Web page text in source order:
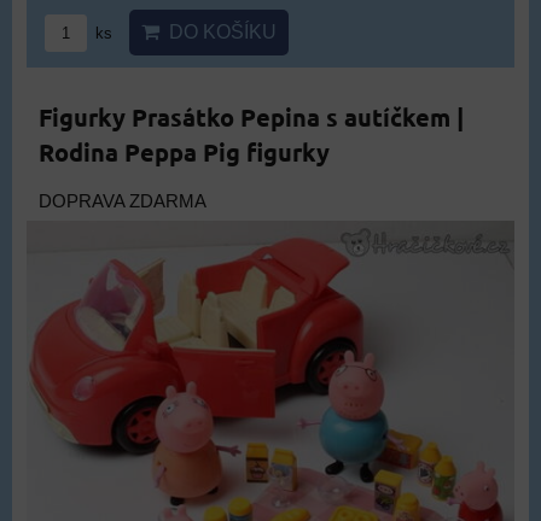
ks DO KOŠÍKU
Figurky Prasátko Pepina s autíčkem |
Rodina Peppa Pig figurky
DOPRAVA ZDARMA